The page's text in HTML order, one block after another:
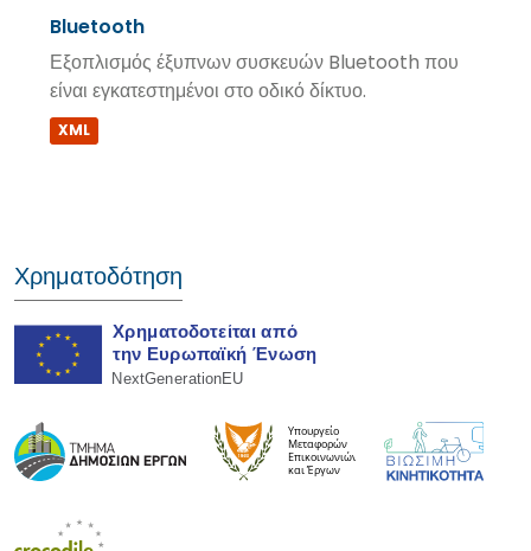
Bluetooth
Εξοπλισμός έξυπνων συσκευών Bluetooth που
είναι εγκατεστημένοι στο οδικό δίκτυο.
XML
Χρηματοδότηση